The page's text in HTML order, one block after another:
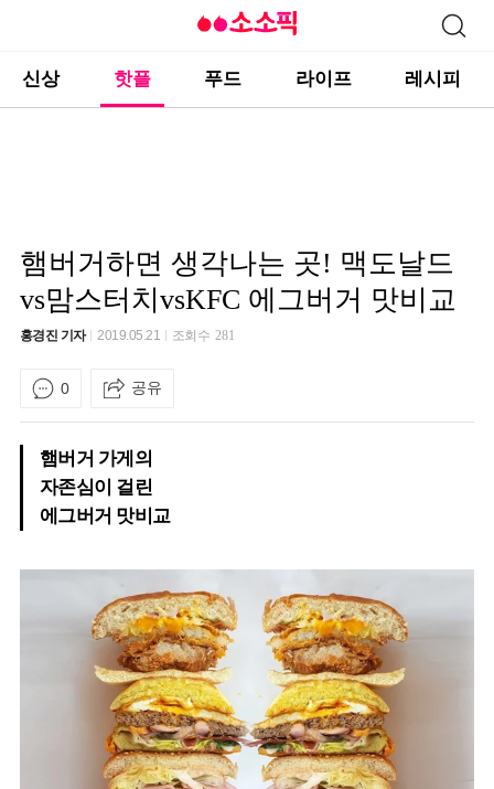
신상 핫플 푸드 라이프 레시피
햄버거하면 생각나는 곳! 맥도날드
vs맘스터치vsKFC 에그버거 맛비교
홍경진 기자 2019.05.21 조회수281
0 공유
햄버거 가게의
자존심이 걸린
에그버거 맛비교